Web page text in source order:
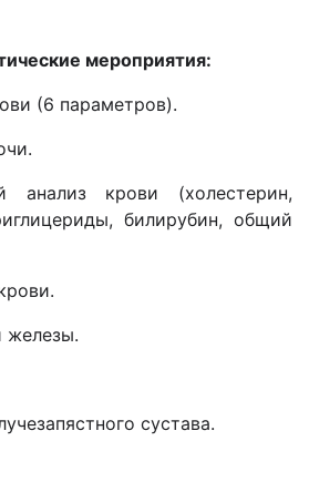
мероприятия:
(6 параметров).
анализ крови (холестерин,
билирубин, общий
железы.
сустава.